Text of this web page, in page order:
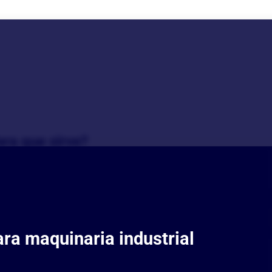
maquinaria industrial
usarlo? ¿Para